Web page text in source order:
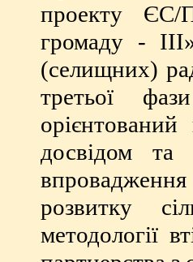
проекту ЄС/
громаду -
(селищних)
третьої
досвідом та
розвитку
методології